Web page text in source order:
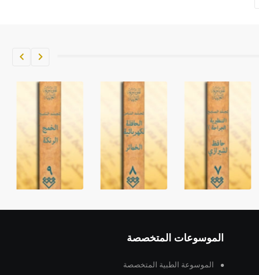
الموسوعات المتخصصة
الموسوعة الطبية المتخصصة